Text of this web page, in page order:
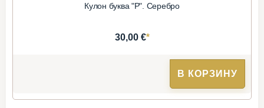
Кулон буква "Р". Серебро
30,00 €*
В КОРЗИНУ